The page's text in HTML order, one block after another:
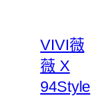
VIVI薇
薇 X
94Style